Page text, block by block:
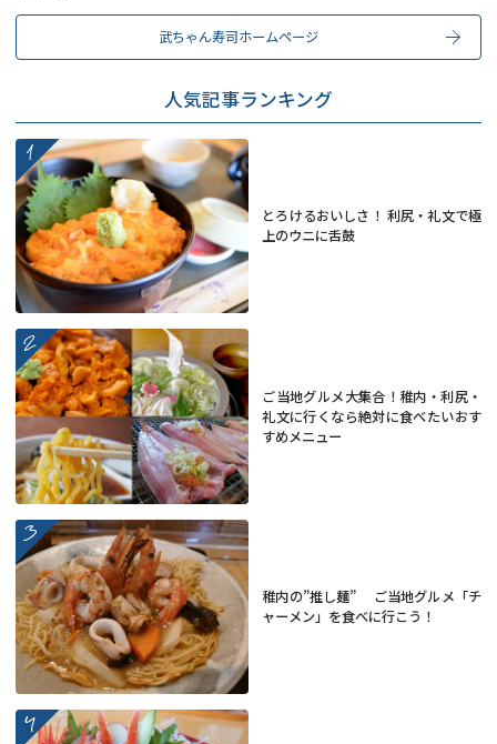
武ちゃん寿司ホームページ
人気記事ランキング
とろけるおいしさ！ 利尻・礼文で極
上のウニに舌鼓
more
ご当地グルメ大集合！稚内・利尻・
礼文に行くなら絶対に食べたいおす
すめメニュー
more
稚内の”推し麺” ご当地グルメ「チ
ャーメン」を食べに行こう！
more
more